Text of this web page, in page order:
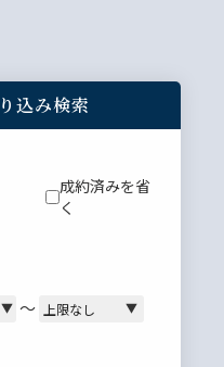
込み検索
成約済みを省
く
～